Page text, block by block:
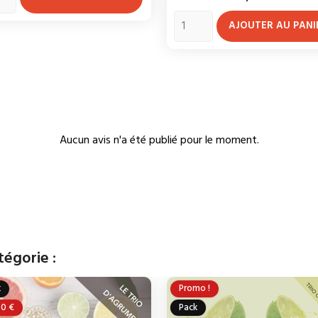
AJOUTER AU
Aucun avis n'a été publié pour le moment.
:
€
Promo !
Pack